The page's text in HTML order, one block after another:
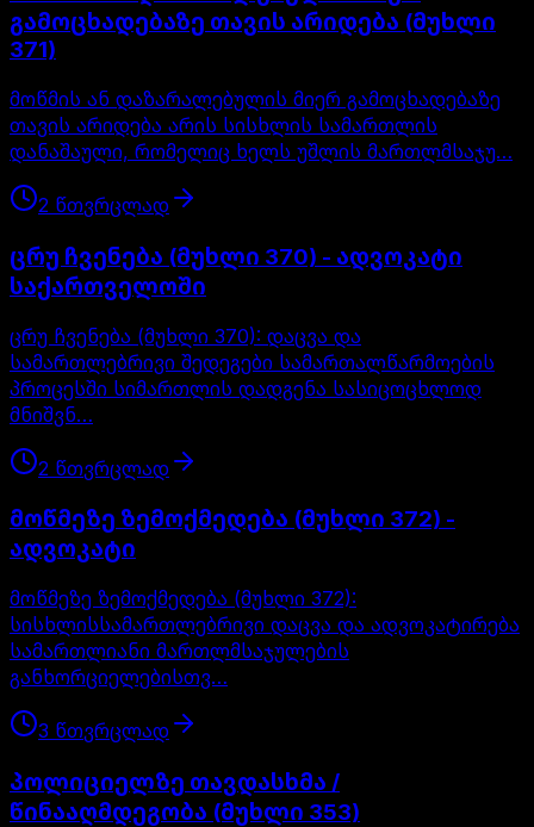
გამოცხადებაზე თავის არიდება (მუხლი
371)
მოწმის ან დაზარალებულის მიერ გამოცხადებაზე
თავის არიდება არის სისხლის სამართლის
დანაშაული, რომელიც ხელს უშლის მართლმსაჯუ…
2 წთვრცლად
ცრუ ჩვენება (მუხლი 370) - ადვოკატი
საქართველოში
ცრუ ჩვენება (მუხლი 370): დაცვა და
სამართლებრივი შედეგები სამართალწარმოების
პროცესში სიმართლის დადგენა სასიცოცხლოდ
მნიშვნ…
2 წთვრცლად
მოწმეზე ზემოქმედება (მუხლი 372) -
ადვოკატი
მოწმეზე ზემოქმედება (მუხლი 372):
სისხლისსამართლებრივი დაცვა და ადვოკატირება
სამართლიანი მართლმსაჯულების
განხორციელებისთვ…
3 წთვრცლად
პოლიციელზე თავდასხმა /
წინააღმდეგობა (მუხლი 353)